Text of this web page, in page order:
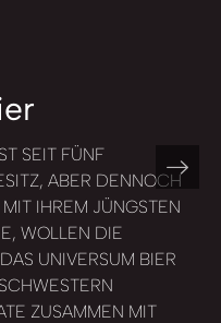
SEIT FÜNF
ABER DENNOCH
IHREM JÜNGSTEN
WOLLEN DIE
UNIVERSUM BIER
ZUSAMMEN MIT